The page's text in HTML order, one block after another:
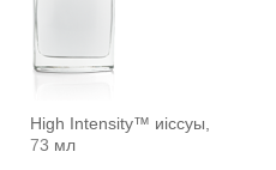
High Intensity™ иіссуы,
73 мл